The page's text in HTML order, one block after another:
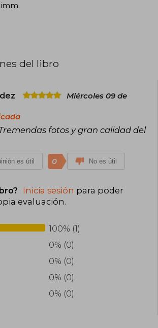
del libro
Miércoles 09 de
fotos y gran calidad del
es útil 0 No es útil
Inicia sesión para poder
evaluación.
100% (1)
0% (0)
0% (0)
0% (0)
0% (0)